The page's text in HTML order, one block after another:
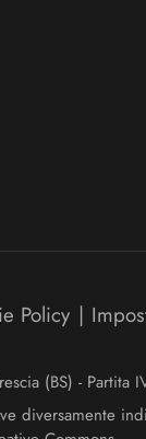
Policy |
(BS) -
diversamente